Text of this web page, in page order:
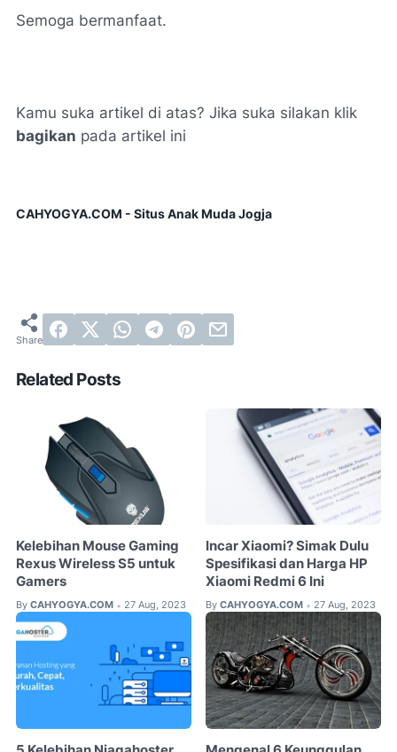
Semoga bermanfaat.
Kamu suka artikel di atas? Jika suka silakan klik
bagikan pada artikel ini
CAHYOGYA.COM - Situs Anak Muda Jogja
Related Posts
Kelebihan Mouse Gaming
Rexus Wireless S5 untuk
Gamers
By CAHYOGYA.COM • 27 Aug, 2023
Incar Xiaomi? Simak Dulu
Spesifikasi dan Harga HP
Xiaomi Redmi 6 Ini
By CAHYOGYA.COM • 27 Aug, 2023